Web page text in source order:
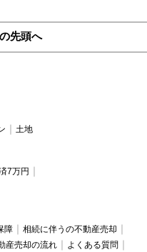
先頭へ
土地
7万円
障
相続に伴うの不動産売却
産売却の流れ
よくある質問